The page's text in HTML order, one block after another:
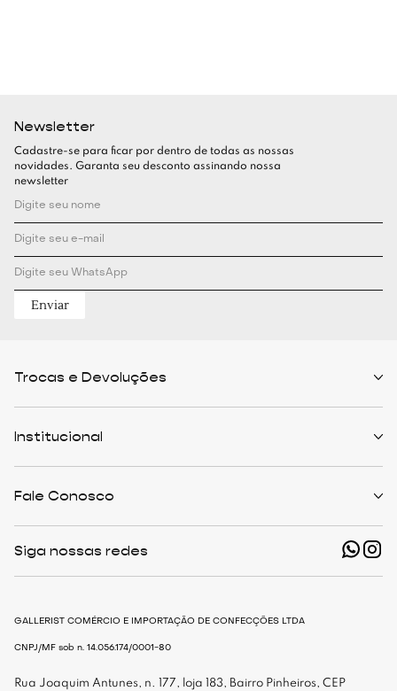
Newsletter
Cadastre-se para ficar por dentro de todas as nossas
novidades. Garanta seu desconto assinando nossa
newsletter
Enviar
Trocas e Devoluções
Formas de Pagamento
Cashback
Institucional
The Outlist
Nossas Lojas
Trabalhe Conosco
Fale Conosco
shop@gallerist.com.br
Siga nossas redes
GALLERIST COMÉRCIO E IMPORTAÇÃO DE CONFECÇÕES LTDA
CNPJ/MF sob n. 14.056.174/0001-80
Rua Joaquim Antunes, n. 177, loja 183, Bairro Pinheiros, CEP